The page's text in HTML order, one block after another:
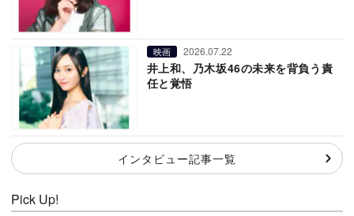
映画 2026.07.22
井上和、乃木坂46の未来を背負う責
任と覚悟
インタビュー記事一覧
Pick Up!